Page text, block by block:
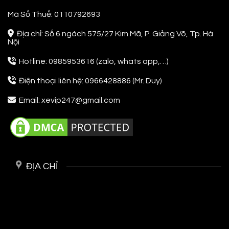
Mã Số Thuế: 0110792693
Địa chỉ: Số 6 ngách 575/27 Kim Mã, P. Giảng Võ, Tp. Hà
Nội
Hotline: 0985953616 (zalo, whats app,…)
Điện thoại liên hệ: 0966428886 (Mr. Duy)
Email: xevip247@gmail.com
ĐỊA CHỈ